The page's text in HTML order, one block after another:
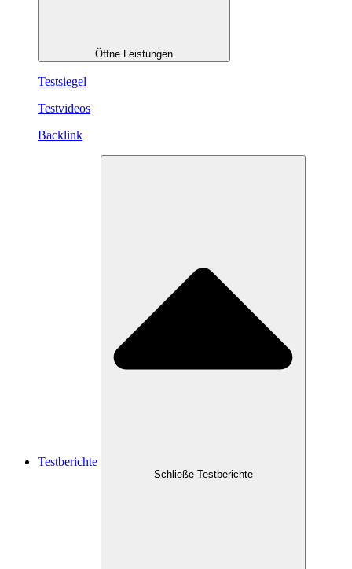
Öffne Leistungen
Testsiegel
Testvideos
Backlink
Testberichte
Schließe Testberichte